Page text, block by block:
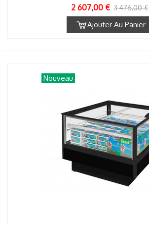
2 607,00 € 3 476,00 €
Ajouter Au Panier
Nouveau